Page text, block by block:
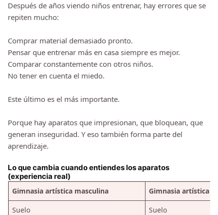
Después de años viendo niños entrenar, hay errores que se
repiten mucho:
Comprar material demasiado pronto.
Pensar que entrenar más en casa siempre es mejor.
Comparar constantemente con otros niños.
No tener en cuenta el miedo.
Este último es el más importante.
Porque hay aparatos que impresionan, que bloquean, que
generan inseguridad. Y eso también forma parte del
aprendizaje.
Lo que cambia cuando entiendes los aparatos
(experiencia real)
Gimnasia artística masculina
Gimnasia artística
Suelo Suelo